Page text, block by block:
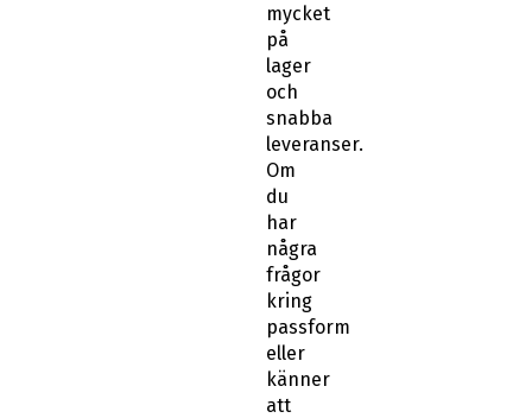
mycket
på
lager
och
snabba
leveranser.
Om
du
har
några
frågor
kring
passform
eller
känner
att